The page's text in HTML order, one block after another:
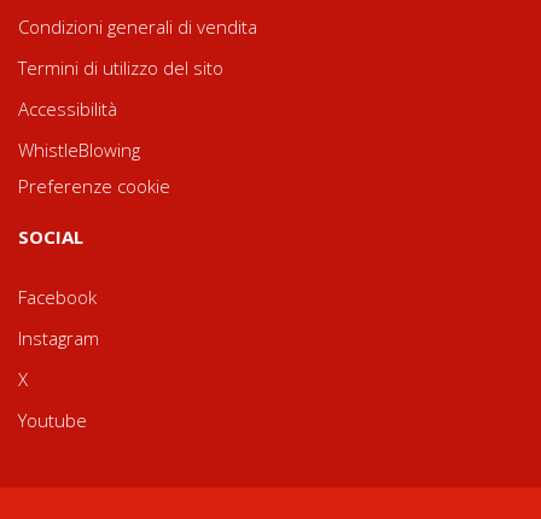
Condizioni generali di vendita
Termini di utilizzo del sito
Accessibilità
WhistleBlowing
Preferenze cookie
SOCIAL
Facebook
Instagram
X
Youtube